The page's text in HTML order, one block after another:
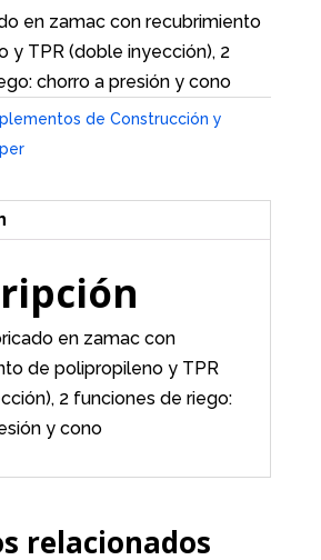
en zamac con recubrimiento
y TPR (doble inyección), 2
chorro a presión y cono
de Construcción y
en zamac con
de polipropileno y TPR
2 funciones de riego:
y cono
relacionados